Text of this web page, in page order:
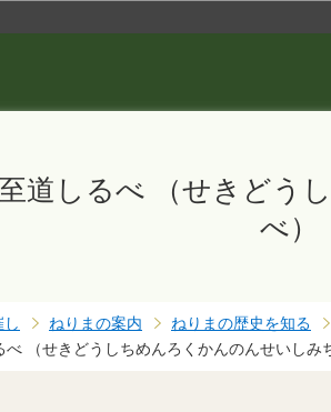
道しるべ （せきどう
べ）
し ねりまの案内 ねりまの歴史を知る
（せきどうしちめんろくかんのんせいしみ